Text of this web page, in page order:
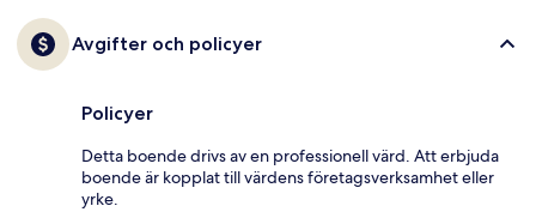
Avgifter och policyer
Policyer
Detta boende drivs av en professionell värd. Att erbjuda
boende är kopplat till värdens företagsverksamhet eller
yrke.